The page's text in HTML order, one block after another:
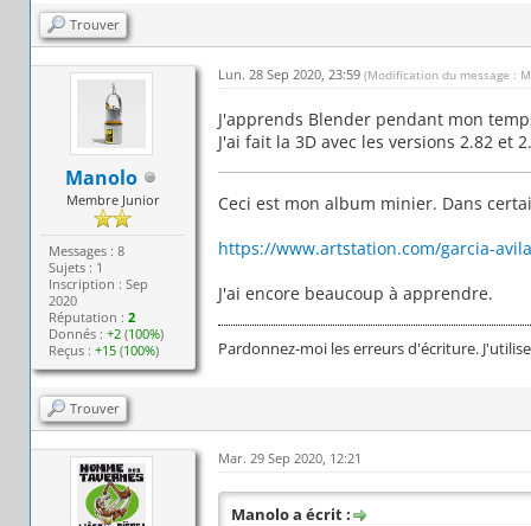
Trouver
Manolo
Membre Junior
Messages : 8
Sujets : 1
Inscription : Sep
2020
Réputation :2
Donnés :+2 (100%)
Reçus :+15 (100%)
Lun. 28 Sep 2020, 23:59 (Modification du message :
J'apprends Blender pendant mon
J'ai fait la 3D avec les versions 2.82 et
Ceci est mon album minier. Dans
https://www.artstation.com/garcia-
J'ai encore beaucoup à apprendre.
Pardonnez-moi les erreurs d'écriture.
Trouver
Mar. 29 Sep 2020, 12:21
Manolo a écrit :